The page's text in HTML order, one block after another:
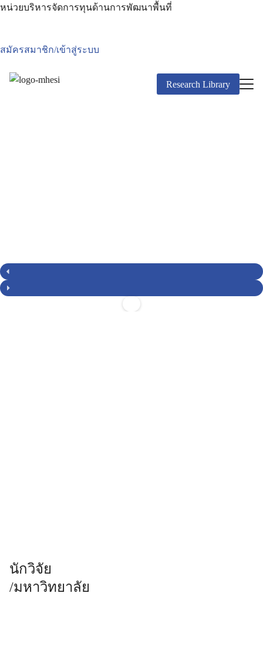
Skip
หน่วยบริหารจัดการทุนด้านการพัฒนาพื้นที่
สมัครสมาชิก/เข้าสู่ระบบ
Research Library
for:
นักวิจัย
/มหาวิทยาลัย